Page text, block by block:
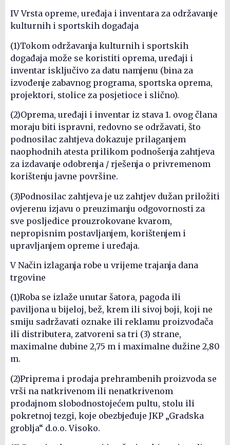
IV Vrsta opreme, uređaja i inventara za održavanje
kulturnih i sportskih događaja
(1)Tokom održavanja kulturnih i sportskih
događaja može se koristiti oprema, uređaji i
inventar isključivo za datu namjenu (bina za
izvođenje zabavnog programa, sportska oprema,
projektori, stolice za posjetioce i slično).
(2)Oprema, uređaji i inventar iz stava 1. ovog člana
moraju biti ispravni, redovno se održavati, što
podnosilac zahtjeva dokazuje prilaganjem
naophodnih atesta prilikom podnošenja zahtjeva
za izdavanje odobrenja / rješenja o privremenom
korištenju javne površine.
(3)Podnosilac zahtjeva je uz zahtjev dužan priložiti
ovjerenu izjavu o preuzimanju odgovornosti za
sve posljedice prouzrokovane kvarom,
nepropisnim postavljanjem, korištenjem i
upravljanjem opreme i uređaja.
V Način izlaganja robe u vrijeme trajanja dana
trgovine
(1)Roba se izlaže unutar šatora, pagoda ili
paviljona u bijeloj, bež, krem ili sivoj boji, koji ne
smiju sadržavati oznake ili reklamu proizvođača
ili distributera, zatvoreni sa tri (3) strane,
maximalne dubine 2,75 m i maximalne dužine 2,80
m.
(2)Priprema i prodaja prehrambenih proizvoda se
vrši na natkrivenom ili nenatkrivenom
prodajnom slobodnostojećem pultu, stolu ili
pokretnoj tezgi, koje obezbjeđuje JKP „Gradska
groblja“ d.o.o. Visoko.